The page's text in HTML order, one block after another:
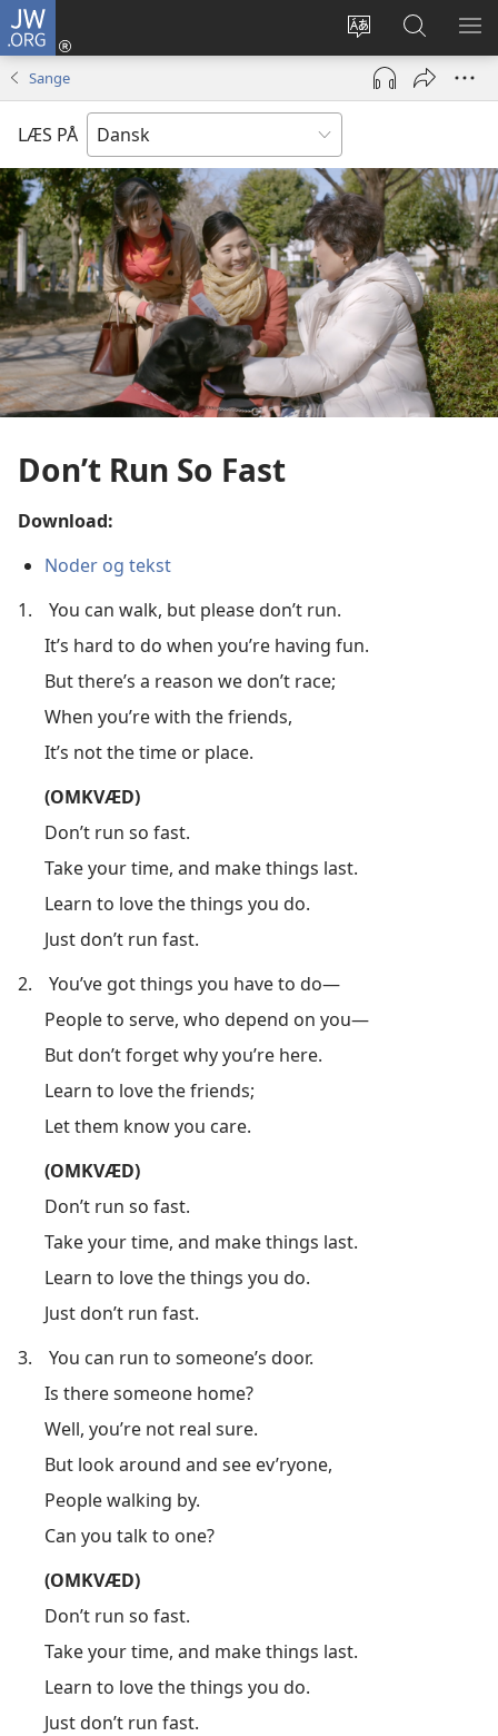
JW.ORG
Vælg
sprog
Log
på
(åbner
vindue)
Søg
på
JW.ORG
VIS
Sange
LÆS PÅ
Don’t Run So Fast
Download:
Noder og tekst
1.
You can walk, but please don’t run.
It’s hard to do when you’re having fun.
But there’s a reason we don’t race;
When you’re with the friends,
It’s not the time or place.
(OMKVÆD)
Don’t run so fast.
Take your time, and make things last.
Learn to love the things you do.
Just don’t run fast.
2.
You’ve got things you have to do—
People to serve, who depend on you—
But don’t forget why you’re here.
Learn to love the friends;
Let them know you care.
(OMKVÆD)
Don’t run so fast.
Take your time, and make things last.
Learn to love the things you do.
Just don’t run fast.
3.
You can run to someone’s door.
Is there someone home?
Well, you’re not real sure.
But look around and see ev’ryone,
People walking by.
Can you talk to one?
(OMKVÆD)
Don’t run so fast.
Take your time, and make things last.
Learn to love the things you do.
Just don’t run fast.